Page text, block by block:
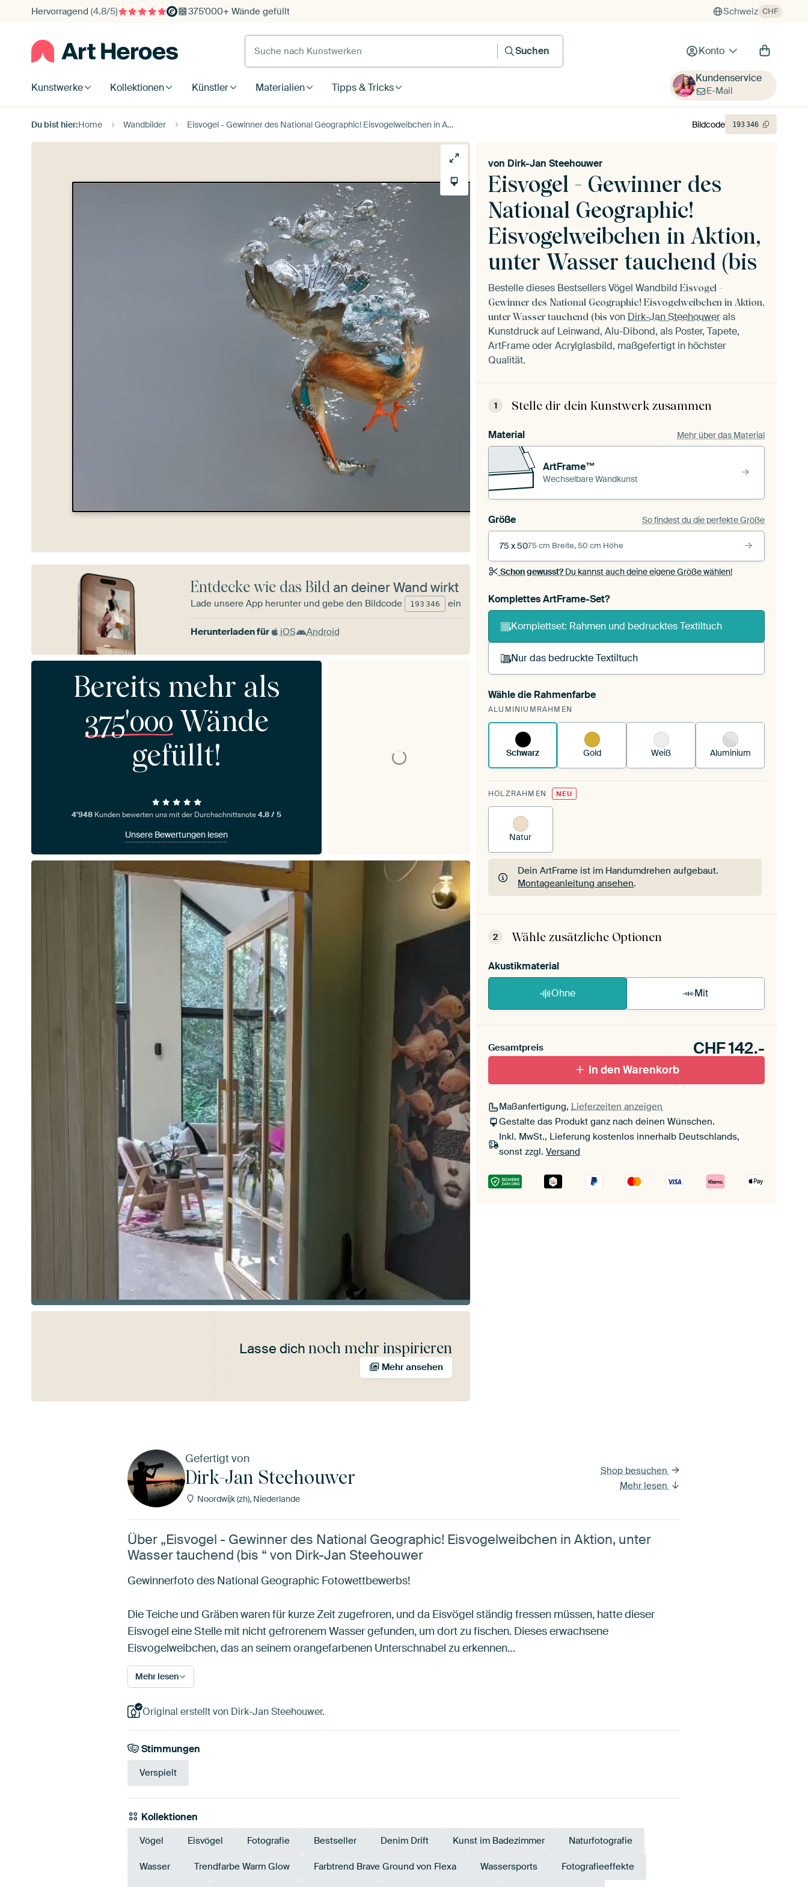
Hervorragend (4.8/5) 375'000+ Wände gefüllt Schweiz CHF
Suche nach Kunstwerken
Suchen
Konto
Kunstwerke Kollektionen Künstler Materialien Tipps & Tricks
Kundenservice
E-Mail
Du bist hier:Home Wandbilder Eisvogel - Gewinner des National Geographic! Eisvogelweibchen in Aktion, unter Wasser tauchend (bis von Dirk-Jan Steehouwer
Eisvogel - Gewinner des
National Geographic!
Eisvogelweibchen in Aktion,
unter Wasser tauchend (bis
von Dirk-Jan Steehouwer
Bestelle dieses Bestsellers Vögel Wandbild Eisvogel -
Gewinner des National Geographic! Eisvogelweibchen in Aktion,
unter Wasser tauchend (bis von Dirk-Jan Steehouwerals
Kunstdruck auf Leinwand, Alu-Dibond, als Poster, Tapete,
ArtFrame oder Acrylglasbild, maßgefertigt in höchster
Qualität.
1 Stelle dir dein Kunstwerk zusammen
Material Mehr über das Material
ArtFrame™
Wechselbare Wandkunst
Größe So findest du die perfekte Größe
75 x 5075 cm Breite, 50 cm Höhe
Schon gewusst?Du kannst auch deine eigene Größe wählen!
Komplettes ArtFrame-Set?
Komplettset: Rahmen und bedrucktes Textiltuch
Nur das bedruckte Textiltuch
Du spannst einen wechselbaren Textiltuch in deinen
vorhandenen ArtFrame™.
Wähle die Rahmenfarbe
ALUMINIUMRAHMEN
Schwarz Gold Weiß Aluminium
HOLZRAHMEN NEU
Natur
Dein ArtFrame ist im Handumdrehen aufgebaut.
Montageanleitung ansehen.
Dein ArtFrame ist im Handumdrehen aufgebaut.
2 Wähle zusätzliche Optionen
Akustikmaterial
Ohne Mit
Gesamtpreis CHF142.-
In den Warenkorb
Maßanfertigung, Lieferzeiten anzeigen
Gestalte das Produkt ganz nach deinen Wünschen.
Inkl. MwSt., Lieferung kostenlos innerhalb Deutschlands,
sonst zzgl. Versand
Bildcode 193346
Entdecke wie das Bildan deiner Wand wirkt
Lade unsere App herunter und gebe den Bildcode 193 346 ein
Herunterladen für iOS Android
Bereits mehr als
375'000 Wände
gefüllt!
4'948 Kunden bewerten uns mit der Durchschnittsnote4.8 / 5
Unsere Bewertungen lesen
Lasse dich noch mehr inspirieren
Mehr ansehen
Gefertigt von
Dirk-Jan Steehouwer
Noordwijk (zh), Niederlande
Shop besuchen
Mehr lesen
Über „Eisvogel - Gewinner des National Geographic! Eisvogelweibchen in Aktion, unter
Wasser tauchend (bis “ von Dirk-Jan Steehouwer
Gewinnerfoto des National Geographic Fotowettbewerbs!
Die Teiche und Gräben waren für kurze Zeit zugefroren, und da Eisvögel ständig fressen müssen, hatte dieser
Eisvogel eine Stelle mit nicht gefrorenem Wasser gefunden, um dort zu fischen. Dieses erwachsene
Eisvogelweibchen, das an seinem orangefarbenen Unterschnabel zu erkennen…
Mehr lesen
Original erstellt von Dirk-Jan Steehouwer.
Stimmungen
Verspielt
Kollektionen
Vögel Eisvögel Fotografie Bestseller Denim Drift Kunst im Badezimmer Naturfotografie
Wasser Trendfarbe Warm Glow Farbtrend Brave Ground von Flexa Wassersports Fotografieeffekte